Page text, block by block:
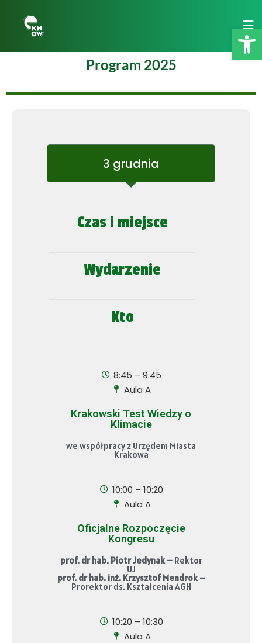
Program 2025
3 grudnia
Czas i miejsce
Wydarzenie
Kto
8:45 – 9:45
Aula A
Krakowski Test Wiedzy o
Klimacie
we współpracy z Urzędem Miasta
Krakowa
10:00 – 10:20
Aula A
Oficjalne Rozpoczęcie
Kongresu
prof. dr hab. Piotr Jedynak –Rektor
UJ
prof. dr hab. inż. Krzysztof Mendrok –
Prorektor ds. Kształcenia AGH
10:20 – 10:30
Aula A